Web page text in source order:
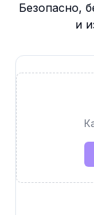
Безопасно,
и